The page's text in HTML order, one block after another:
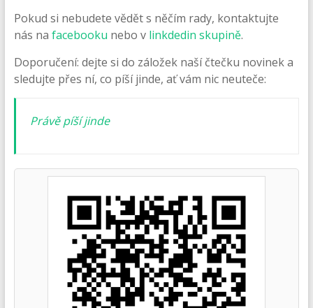
Pokud si nebudete vědět s něčím rady, kontaktujte
nás na facebooku nebo v linkdedin skupině.
Doporučení: dejte si do záložek naší čtečku novinek a
sledujte přes ní, co píší jinde, ať vám nic neuteče:
Právě píší jinde